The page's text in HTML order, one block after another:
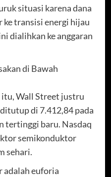
situasi karena dana
ke transisi energi hijau
dialihkan ke anggaran
di Bawah
itu, Wall Street justru
di 7.412,84 pada
tertinggi baru. Nasdaq
semikonduktor
sehari.
adalah euforia